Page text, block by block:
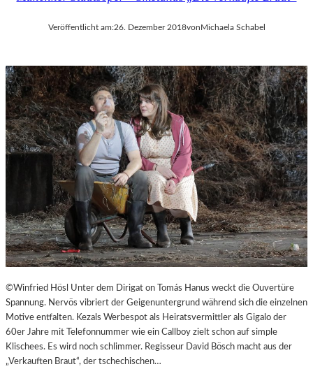
Veröffentlicht am:26. Dezember 2018von Michaela Schabel
©Winfried Hösl Unter dem Dirigat on Tomás Hanus weckt die Ouvertüre
Spannung. Nervös vibriert der Geigenuntergrund während sich die einzelnen
Motive entfalten. Kezals Werbespot als Heiratsvermittler als Gigalo der
60er Jahre mit Telefonnummer wie ein Callboy zielt schon auf simple
Klischees. Es wird noch schlimmer. Regisseur David Bösch macht aus der
„Verkauften Braut“, der tschechischen…